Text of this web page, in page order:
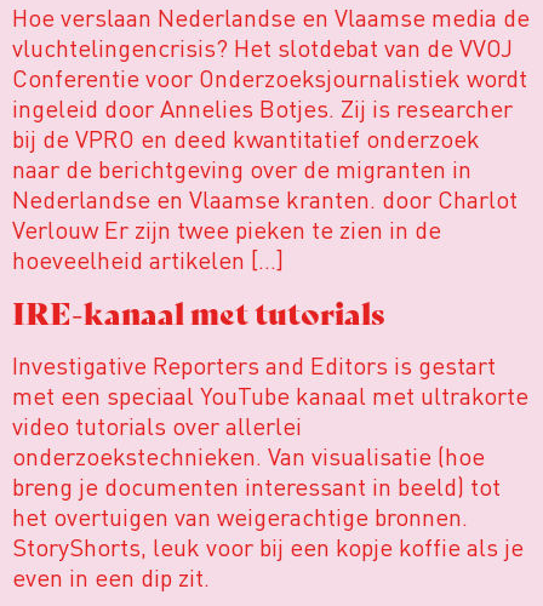
Hoe verslaan Nederlandse en Vlaamse media de
vluchtelingencrisis? Het slotdebat van de VVOJ
Conferentie voor Onderzoeksjournalistiek wordt
ingeleid door Annelies Botjes. Zij is researcher
bij de VPRO en deed kwantitatief onderzoek
naar de berichtgeving over de migranten in
Nederlandse en Vlaamse kranten. door Charlot
Verlouw Er zijn twee pieken te zien in de
hoeveelheid artikelen […]
IRE-kanaal met tutorials
Investigative Reporters and Editors is gestart
met een speciaal YouTube kanaal met ultrakorte
video tutorials over allerlei
onderzoekstechnieken. Van visualisatie (hoe
breng je documenten interessant in beeld) tot
het overtuigen van weigerachtige bronnen.
StoryShorts, leuk voor bij een kopje koffie als je
even in een dip zit.